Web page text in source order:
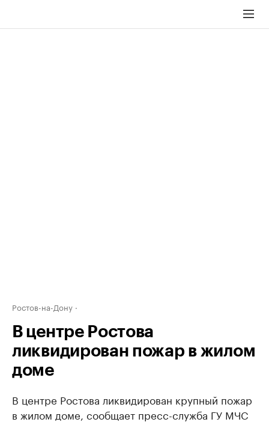
Ростов-на-Дону
В центре Ростова
ликвидирован пожар в жилом
доме
В центре Ростова ликвидирован крупный пожар
в жилом доме, сообщает пресс-служба ГУ МЧС